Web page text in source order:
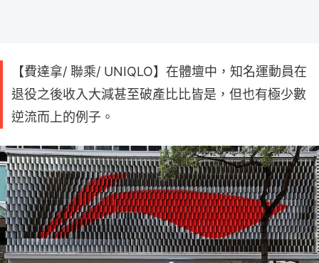
【費達拿/ 聯乘/ UNIQLO】在體壇中，知名運動員在
退役之後收入大減甚至破產比比皆是，但也有極少數
逆流而上的例子。